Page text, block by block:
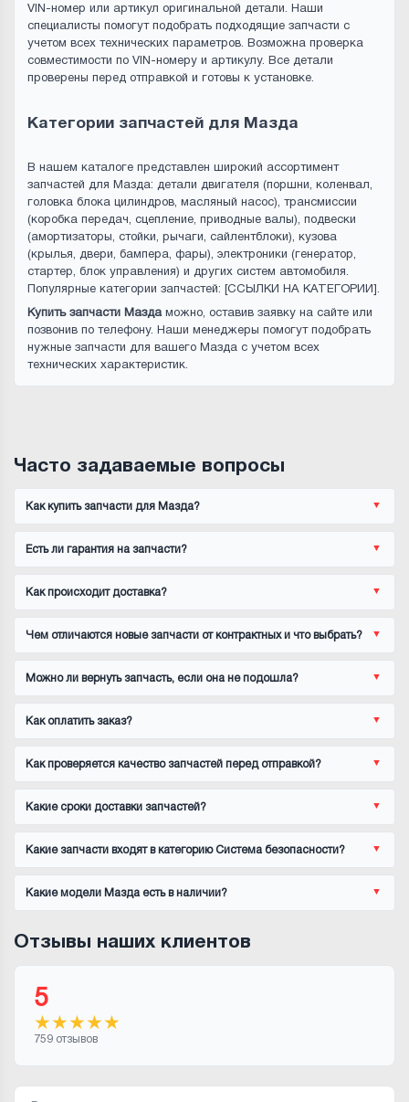
VIN-номер или артикул оригинальной детали. Наши
специалисты помогут подобрать подходящие запчасти с
учетом всех технических параметров. Возможна проверка
совместимости по VIN-номеру и артикулу. Все детали
проверены перед отправкой и готовы к установке.
Категории запчастей для Мазда
В нашем каталоге представлен широкий ассортимент
запчастей для Мазда: детали двигателя (поршни, коленвал,
головка блока цилиндров, масляный насос), трансмиссии
(коробка передач, сцепление, приводные валы), подвески
(амортизаторы, стойки, рычаги, сайлентблоки), кузова
(крылья, двери, бампера, фары), электроники (генератор,
стартер, блок управления) и других систем автомобиля.
Популярные категории запчастей: [ССЫЛКИ НА КАТЕГОРИИ].
Купить запчасти Маздаможно, оставив заявку на сайте или
позвонив по телефону. Наши менеджеры помогут подобрать
нужные запчасти для вашего Мазда с учетом всех
технических характеристик.
Часто задаваемые вопросы
Как купить запчасти для Мазда?
Есть ли гарантия на запчасти?
Как происходит доставка?
Чем отличаются новые запчасти от контрактных и что выбрать?
Можно ли вернуть запчасть, если она не подошла?
Как оплатить заказ?
Как проверяется качество запчастей перед отправкой?
Какие сроки доставки запчастей?
Какие запчасти входят в категорию Система безопасности?
Какие модели Мазда есть в наличии?
Отзывы наших клиентов
5
★★★★★
759 отзывов